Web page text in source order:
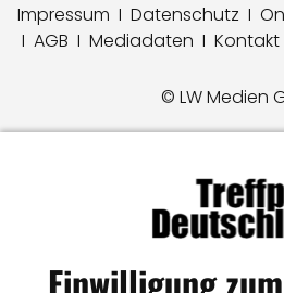
Impressum I Datenschutz I
I AGB I Mediadaten I Kontakt
© LW Medien
Einwilligung